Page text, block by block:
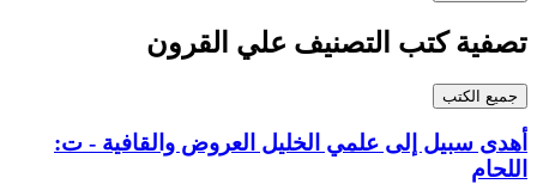
تصفية كتب التصنيف علي القرون
جميع الكتب
أهدى سبيل إلى علمي الخليل العروض والقافية - ت:
اللحام